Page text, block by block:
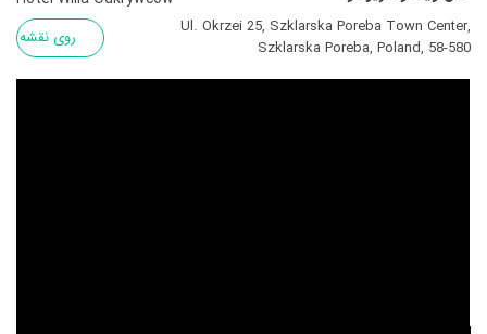
Ul. Okrzei 25, Szklarska Poreba Town Center,
Szklarska Poreba, Poland, 58-580
روی نقشه